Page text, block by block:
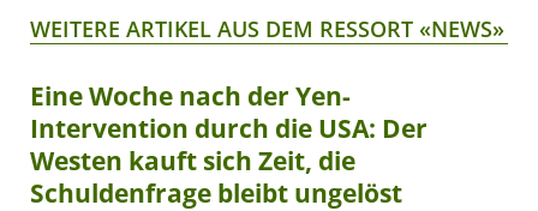
WEITERE ARTIKEL AUS DEM RESSORT «NEWS»
Eine Woche nach der Yen-
Intervention durch die USA: Der
Westen kauft sich Zeit, die
Schuldenfrage bleibt ungelöst